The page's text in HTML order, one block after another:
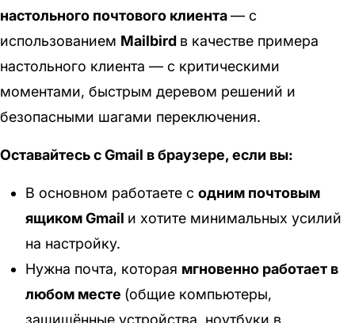
настольного почтового клиента— с
использованием Mailbird в качестве примера
настольного клиента — с критическими
моментами, быстрым деревом решений и
безопасными шагами переключения.
Оставайтесь с Gmail в браузере, если вы:
В основном работаете с одним почтовым
ящиком Gmail и хотите минимальных усилий
на настройку.
Нужна почта, которая мгновенно работает в
любом месте (общие компьютеры,
защищённые устройства, ноутбуки в